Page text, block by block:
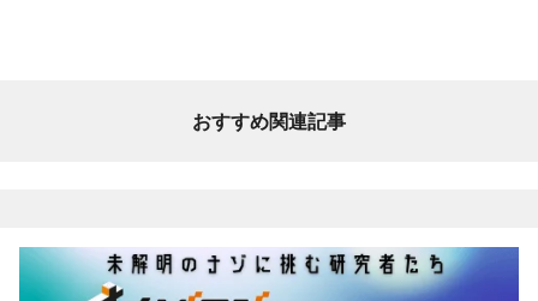
おすすめ関連記事